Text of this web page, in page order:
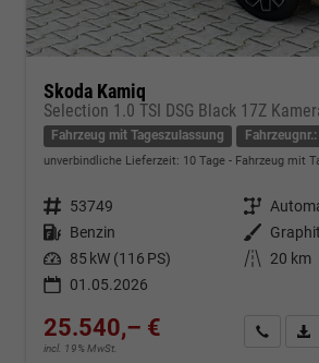
Skoda Kamiq
Selection 1.0 TSI DSG Black 17Z
Fahrzeug mit Tageszulassung
unverbindliche Lieferzeit: 10 Tage Fahrzeug mit
Fahrzeugnr. 53749 Getriebe
Kraftstoff Benzin Außenfarbe
Leistung 85 kW (116 PS) Kilometerstand
20 km
01.05.2026
25.540,– €
incl. 19% MwSt.